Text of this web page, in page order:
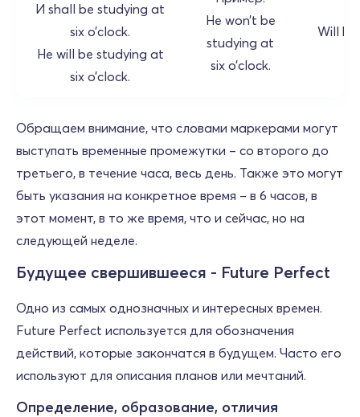
И shall be studying at
six o’clock.
He will be studying at
six o’clock.
He won’t be
studying at
six o’clock.
Will
Обращаем внимание, что словами маркерами могут
выступать временные промежутки – со второго до
третьего, в течение часа, весь день. Также это могут
быть указания на конкретное время – в 6 часов, в
этот момент, в то же время, что и сейчас, но на
следующей неделе.
Будущее свершившееся - Future Perfect
Одно из самых однозначных и интересных времен.
Future Perfect используется для обозначения
действий, которые закончатся в будущем. Часто его
используют для описания планов или мечтаний.
Определение, образование, отличия